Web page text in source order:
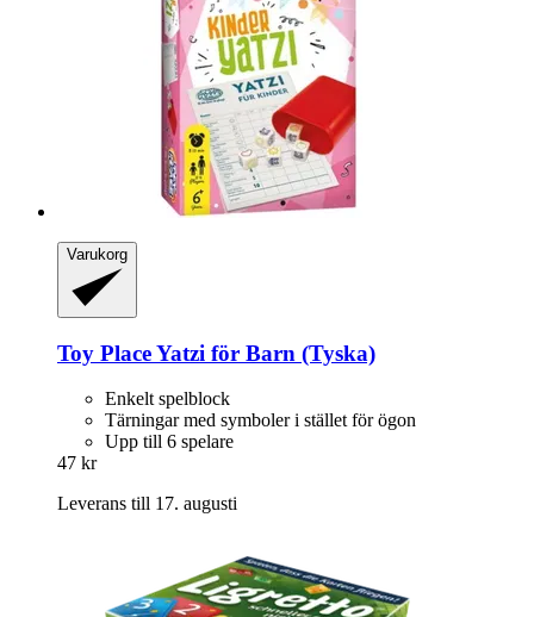
Varukorg
Toy PlaceYatzi för Barn (Tyska)
Enkelt spelblock
Tärningar med symboler i stället för ögon
Upp till 6 spelare
47 kr
Leverans till 17. augusti